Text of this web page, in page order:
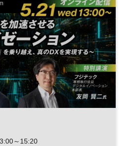
～15:20